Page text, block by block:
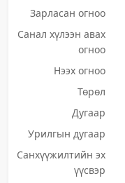
Зарласан огноо
Санал хүлээн авах
огноо
Нээх огноо
Төрөл
Дугаар
Урилгын дугаар
Санхүүжилтийн эх
үүсвэр